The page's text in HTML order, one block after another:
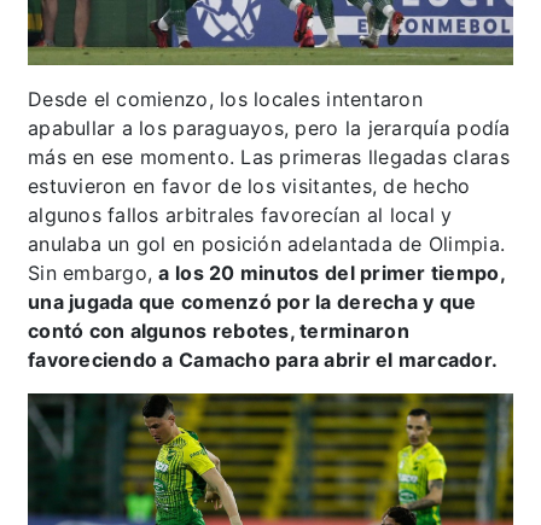
Desde el comienzo, los locales intentaron
apabullar a los paraguayos, pero la jerarquía podía
más en ese momento. Las primeras llegadas claras
estuvieron en favor de los visitantes, de hecho
algunos fallos arbitrales favorecían al local y
anulaba un gol en posición adelantada de Olimpia.
Sin embargo,a los 20 minutos del primer tiempo,
una jugada que comenzó por la derecha y que
contó con algunos rebotes, terminaron
favoreciendo a Camacho para abrir el marcador.